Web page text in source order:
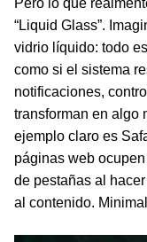
Pero lo que
“Liquid Glass”.
vidrio líquido: todo
como si el sistema
notificaciones,
transforman en algo
ejemplo claro es
páginas web
de pestañas al
al contenido.